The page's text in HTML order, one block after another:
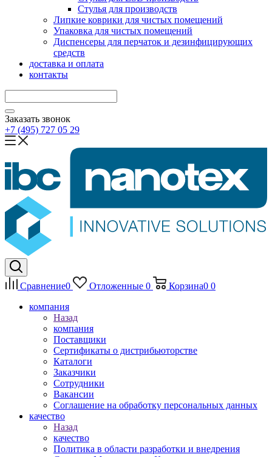
Стулья для производств
Липкие коврики для чистых помещений
Упаковка для чистых помещений
Диспенсеры для перчаток и дезинфицирующих
средств
доставка и оплата
контакты
Заказать звонок
+7 (495) 727 05 29
Сравнение0 Отложенные 0 Корзина0 0
компания
Назад
компания
Поставщики
Сертификаты о дистрибьюторстве
Каталоги
Заказчики
Сотрудники
Вакансии
Соглашение на обработку персональных данных
качество
Назад
качество
Политика в области разработки и внедрения